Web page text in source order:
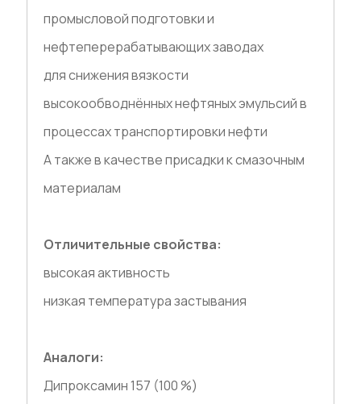
промысловой подготовки и
нефтеперерабатывающих заводах
для снижения вязкости
высокообводнённых нефтяных эмульсий в
процессах транспортировки нефти
А также в качестве присадки к смазочным
материалам
Отличительные свойства:
высокая активность
низкая температура застывания
Аналоги:
Дипроксамин 157 (100 %)